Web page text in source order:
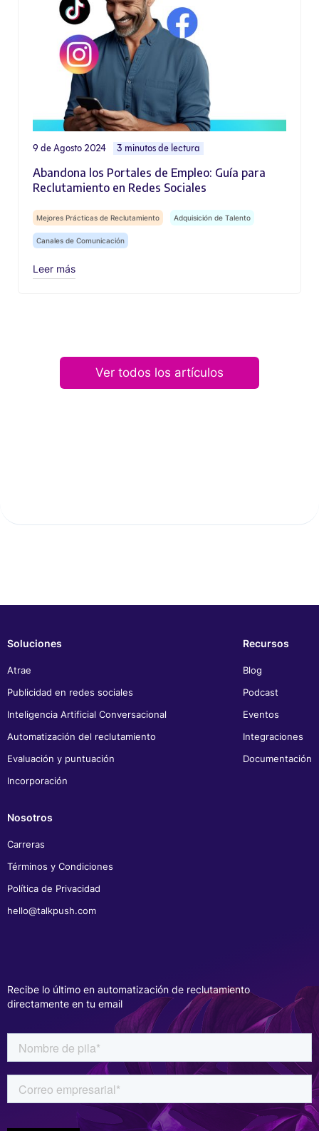
9 de Agosto 2024 3 minutos de lectura
Abandona los Portales de Empleo: Guía para
Reclutamiento en Redes Sociales
Mejores Prácticas de Reclutamiento Adquisición de Talento
Canales de Comunicación
Leer más
Ver todos los artículos
Soluciones
Atrae
Publicidad en redes sociales
Inteligencia Artificial Conversacional
Automatización del reclutamiento
Evaluación y puntuación
Incorporación
Recursos
Blog
Podcast
Eventos
Integraciones
Documentación
Nosotros
Carreras
Términos y Condiciones
Política de Privacidad
hello@talkpush.com
Recibe lo último en automatización de reclutamiento
directamente en tu email